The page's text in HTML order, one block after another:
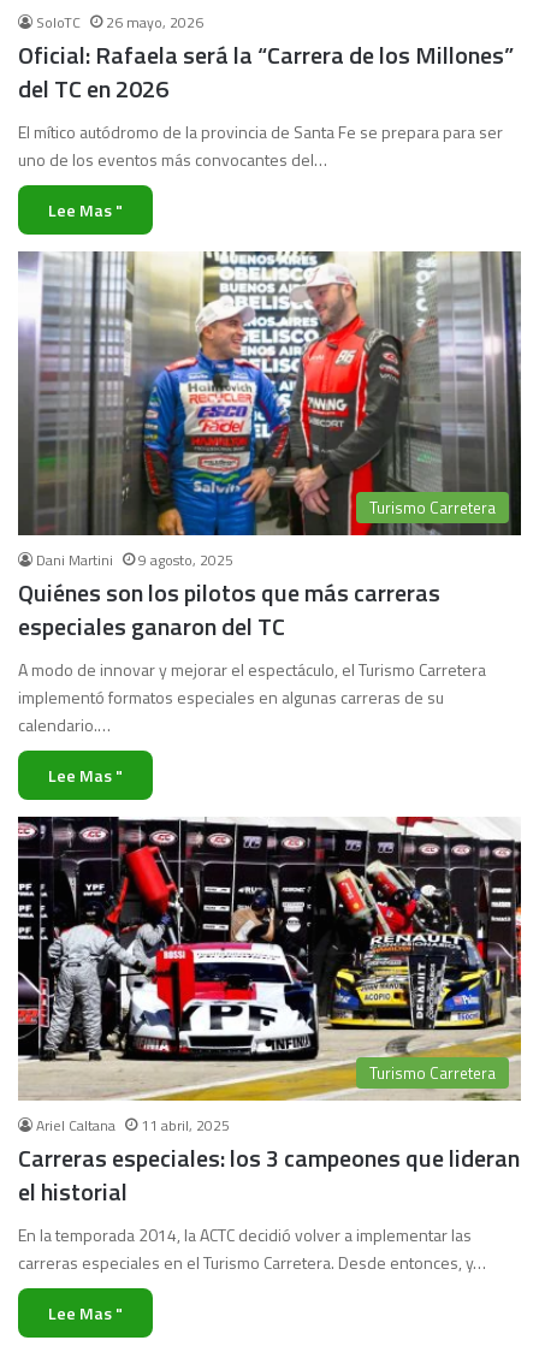
SoloTC 26 mayo, 2026
Oficial: Rafaela será la “Carrera de los Millones”
del TC en 2026
El mítico autódromo de la provincia de Santa Fe se prepara para ser
uno de los eventos más convocantes del…
Lee Mas "
Turismo Carretera
Dani Martini 9 agosto, 2025
Quiénes son los pilotos que más carreras
especiales ganaron del TC
A modo de innovar y mejorar el espectáculo, el Turismo Carretera
implementó formatos especiales en algunas carreras de su
calendario.…
Lee Mas "
Turismo Carretera
Ariel Caltana 11 abril, 2025
Carreras especiales: los 3 campeones que lideran
el historial
En la temporada 2014, la ACTC decidió volver a implementar las
carreras especiales en el Turismo Carretera. Desde entonces, y…
Lee Mas "